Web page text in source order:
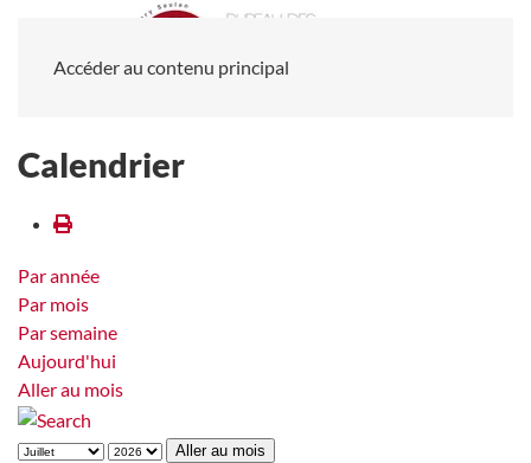
Accéder au contenu principal
Calendrier
Par année
Par mois
Par semaine
Aujourd'hui
Aller au mois
Aller au mois